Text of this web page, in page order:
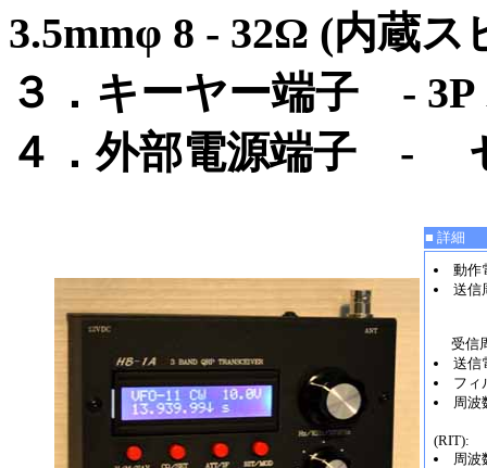
3.5mmφ 8 - 32Ω (内蔵
３．キーヤー端子 - 3P
４．外部電源端子 -
■ 詳細
動作
送
受信
送信
フィ
周波
(RIT):
周波